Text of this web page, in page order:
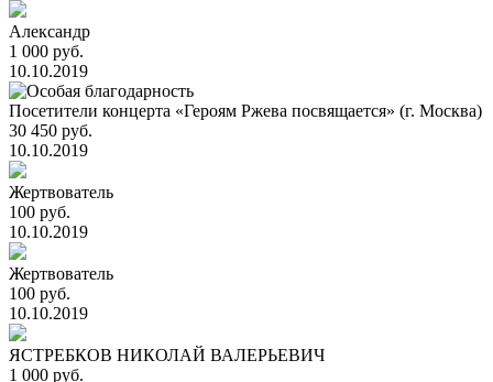
Александр
1 000 руб.
10.10.2019
Посетители концерта «Героям Ржева посвящается» (г. Москва)
30 450 руб.
10.10.2019
Жертвователь
100 руб.
10.10.2019
Жертвователь
100 руб.
10.10.2019
ЯСТРЕБКОВ НИКОЛАЙ ВАЛЕРЬЕВИЧ
1 000 руб.